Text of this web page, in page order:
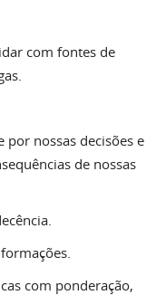
com fontes de
nossas decisões e
de nossas
com ponderação,